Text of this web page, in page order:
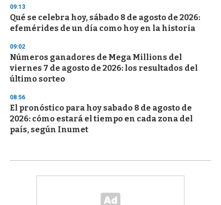
09:13
Qué se celebra hoy, sábado 8 de agosto de 2026:
efemérides de un día como hoy en la historia
09:02
Números ganadores de Mega Millions del
viernes 7 de agosto de 2026: los resultados del
último sorteo
08:56
El pronóstico para hoy sabado 8 de agosto de
2026: cómo estará el tiempo en cada zona del
país, según Inumet